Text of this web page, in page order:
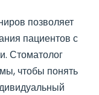
позволяет
пациентов с
Стоматолог
чтобы понять